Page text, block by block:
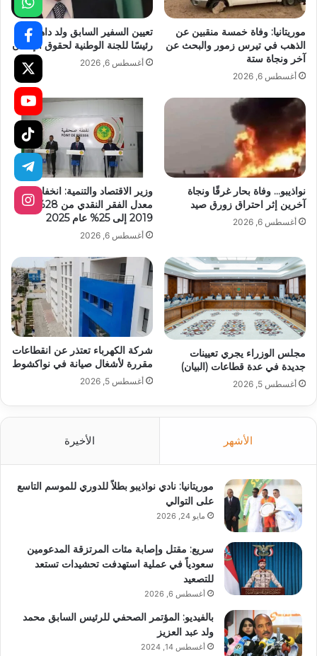
موريتانيا: وفاة خمسة منقبين عن
الذهب في تيرس زمور والبحث عن
آخر ونجاة ستة
أغسطس 6, 2026
تعيين السفير السابق ولد داهي
رئيسًا للجنة الوطنية لحقوق الإنسان
أغسطس 6, 2026
نواذيبو… وفاة بحار غرقًا ونجاة
آخرين إثر احتراق زورق صيد
أغسطس 6, 2026
وزير الاقتصاد والتنمية: انخفاض
معدل الفقر النقدي من 28% عام
2019 إلى 25% عام 2025
أغسطس 6, 2026
مجلس الوزراء يجري تعيينات
جديدة في عدة قطاعات (البيان)
أغسطس 5, 2026
شركة الكهرباء تعتذر عن انقطاعات
مقررة لأشغال صيانة في نواكشوط
أغسطس 5, 2026
الأشهر الأخيرة
موريتانيا: نادي نواذيبو بطلاً للدوري للموسم التاسع
على التوالي
مايو 24, 2026
سريع: مقتل وإصابة مئات المرتزقة المدعومين
سعودياً في عملية استهدفت تحشيدات تستعد
للتصعيد
أغسطس 6, 2026
بالفيديو: المؤتمر الصحفي للرئيس السابق محمد
ولد عبد العزيز
أغسطس 14, 2024